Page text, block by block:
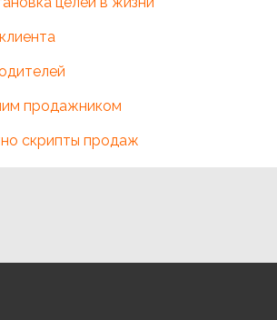
продажником
скрипты продаж